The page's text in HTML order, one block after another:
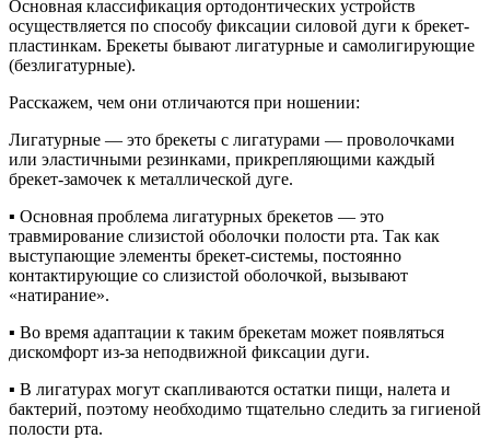
Основная классификация ортодонтических устройств
осуществляется по способу фиксации силовой дуги к брекет-
пластинкам. Брекеты бывают лигатурные и самолигирующие
(безлигатурные).
Расскажем, чем они отличаются при ношении:
Лигатурные — это брекеты с лигатурами — проволочками
или эластичными резинками, прикрепляющими каждый
брекет-замочек к металлической дуге.
▪︎ Основная проблема лигатурных брекетов — это
травмирование слизистой оболочки полости рта. Так как
выступающие элементы брекет-системы, постоянно
контактирующие со слизистой оболочкой, вызывают
«натирание».
▪︎ Во время адаптации к таким брекетам может появляться
дискомфорт из-за неподвижной фиксации дуги.
▪︎ В лигатурах могут скапливаются остатки пищи, налета и
бактерий, поэтому необходимо тщательно следить за гигиеной
полости рта.